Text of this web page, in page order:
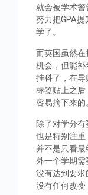
就会被学术
努力把GPA
学了。
而英国虽然
机会，但能
挂科了，在导
标签贴上之
容易摘下来的
除了对学分
也是特别注
并不是只看
外一个学期
没有达到要
没有任何改变